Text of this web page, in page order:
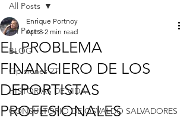
All Posts
BLOG
Opiniones 2T
HISTORIAS DE VIDA
CONSULTORIO DE OSVALDO SALVADORES
All Posts
EL PROBLEMA
FINANCIERO DE LOS
DEPORTISTAS
PROFESIONALES
Enrique Portnoy
Apr 8 2 min read